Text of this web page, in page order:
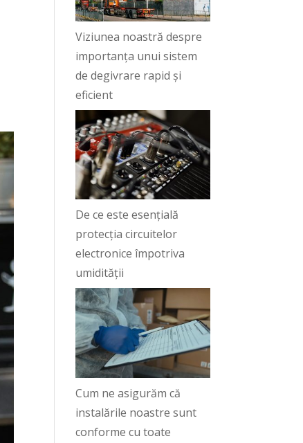
Viziunea noastră despre
importanța unui sistem
de degivrare rapid și
eficient
De ce este esențială
protecția circuitelor
electronice împotriva
umidității
Cum ne asigurăm că
instalările noastre sunt
conforme cu toate